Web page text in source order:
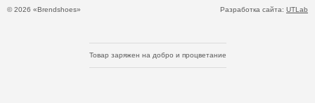
© 2026 «Brendshoes» Разработка сайта: UTLab
Товар заряжен на добро и процветание